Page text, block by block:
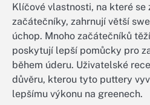
Klíčové vlastnosti, na které
začátečníky, zahrnují větší
úchop. Mnoho začátečníků
poskytují lepší pomůcky pro
během úderu. Uživatelské
důvěru, kterou tyto puttery
lepšímu výkonu na greenech.